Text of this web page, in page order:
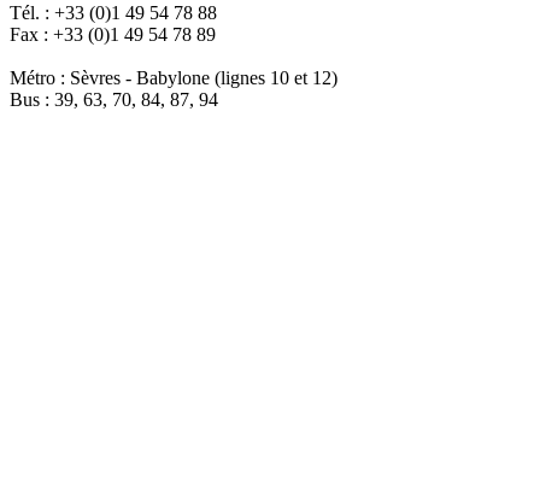
Tél. : +33 (0)1 49 54 78 88
Fax : +33 (0)1 49 54 78 89
Métro : Sèvres - Babylone (lignes 10 et 12)
Bus : 39, 63, 70, 84, 87, 94